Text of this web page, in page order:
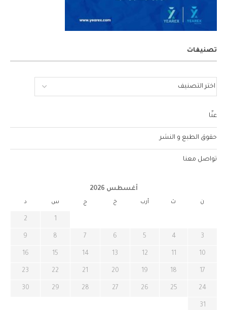
تصنيفات
عنّا
حقوق الطبع و النشر
تواصل معنا
أغسطس 2026
ن ث أرب خ ج س د
1
2
3
4
5
6
7
8
9
10
11
12
13
14
15
16
17
18
19
20
21
22
23
24
25
26
27
28
29
30
31